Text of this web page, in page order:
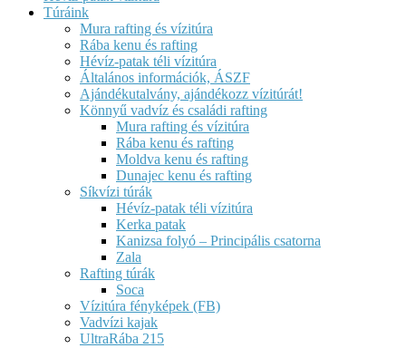
Túráink
Mura rafting és vízitúra
Rába kenu és rafting
Hévíz-patak téli vízitúra
Általános információk, ÁSZF
Ajándékutalvány, ajándékozz vízitúrát!
Könnyű vadvíz és családi rafting
Mura rafting és vízitúra
Rába kenu és rafting
Moldva kenu és rafting
Dunajec kenu és rafting
Síkvízi túrák
Hévíz-patak téli vízitúra
Kerka patak
Kanizsa folyó – Principális csatorna
Zala
Rafting túrák
Soca
Vízitúra fényképek (FB)
Vadvízi kajak
UltraRába 215